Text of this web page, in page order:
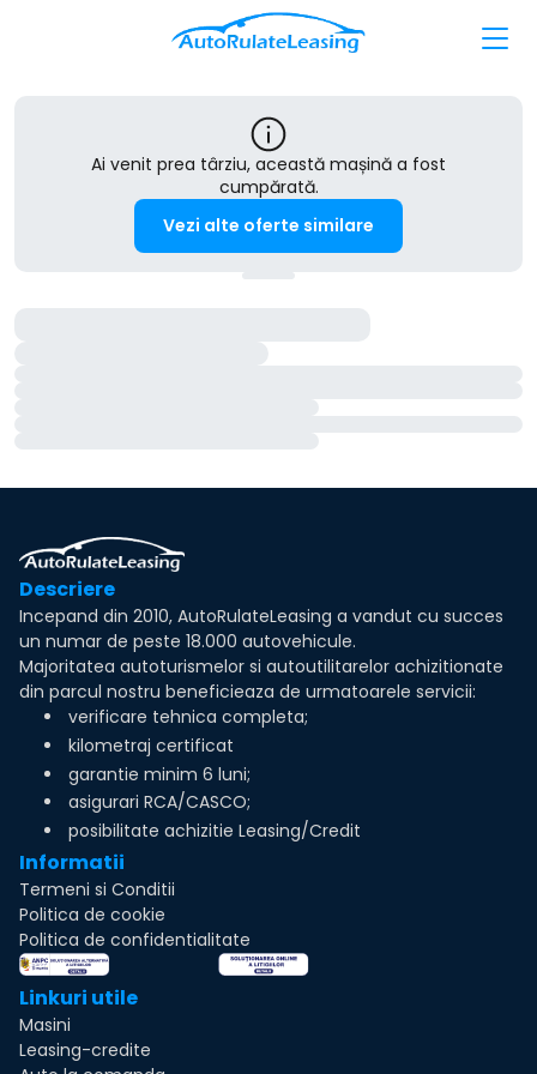
Ai venit prea târziu, această mașină a fost
cumpărată.
Vezi alte oferte similare
Descriere
Incepand din 2010, AutoRulateLeasing a vandut cu succes
un numar de peste 18.000 autovehicule.
Majoritatea autoturismelor si autoutilitarelor achizitionate
din parcul nostru beneficieaza de urmatoarele servicii:
verificare tehnica completa;
kilometraj certificat
garantie minim 6 luni;
asigurari RCA/CASCO;
posibilitate achizitie Leasing/Credit
Informatii
Termeni si Conditii
Politica de cookie
Politica de confidentialitate
Linkuri utile
Masini
Leasing-credite